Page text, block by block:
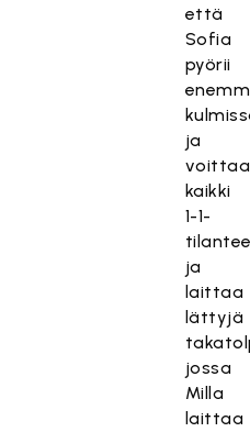
että
Sofia
pyörii
ja
voittaa
kaikki
1-1-
ja
laittaa
lättyjä
jossa
Milla
laittaa